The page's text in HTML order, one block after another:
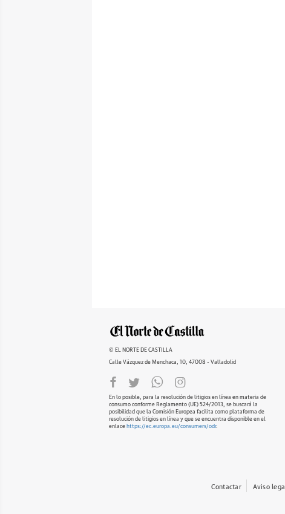
© EL NORTE DE CASTILLA
Calle Vázquez de Menchaca, 10, 47008 - Valladolid
En lo posible, para la resolución de litigios en línea en materia de
consumo conforme Reglamento (UE) 524/2013, se buscará la
posibilidad que la Comisión Europea facilita como plataforma de
resolución de litigios en línea y que se encuentra disponible en el
enlace https://ec.europa.eu/consumers/odr.
Contactar Aviso legal